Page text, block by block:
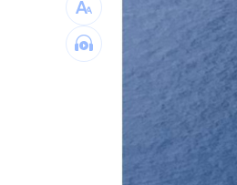
IU社群發前男
二手菸超毒！
詐慈濟10億！
NCC無委員唱